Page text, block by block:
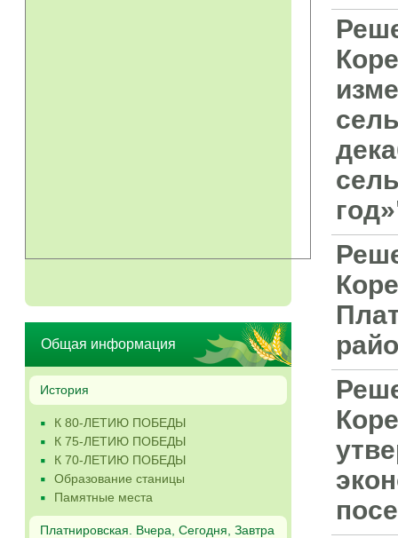
Общая информация
История
К 80-ЛЕТИЮ ПОБЕДЫ
К 75-ЛЕТИЮ ПОБЕДЫ
К 70-ЛЕТИЮ ПОБЕДЫ
Образование станицы
Памятные места
Платнировская. Вчера, Сегодня, Завтра